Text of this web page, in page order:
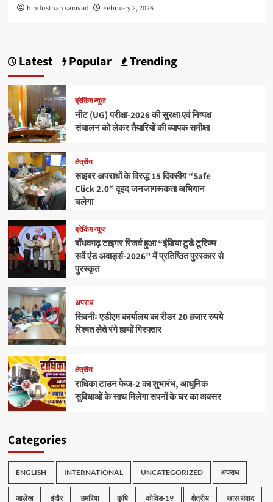
hindusthan samvad February 2, 2026
Latest Popular Trending
ब्रेकिंग न्यूज
नीट (UG) परीक्षा-2026 की सुरक्षा एवं निष्पक्ष
संचालन को लेकर तैयारियों की व्यापक समीक्षा
क्षेत्रीय
साइबर अपराधों के विरुद्ध 15 दिवसीय “Safe
Click 2.0” वृहद जनजागरूकता अभियान
चलेगा
ब्रेकिंग न्यूज
बाँधवगढ़ टाइगर रिजर्व हुआ “इंडिया टुडे टूरिज्म
सर्वे एंड अवार्ड्स-2026” में प्रतिष्ठित पुरस्कार से
पुरस्कृत
अपराध
सिवनीः एडीएम कार्यालय का रीडर 20 हजार रुपये
रिश्वत लेते रंगे हाथों गिरफ्तार
क्षेत्रीय
राधिका टाउन फेज-2 का शुभारंभ, आधुनिक
सुविधाओं के साथ मिलेगा सपनों के घर का अवसर
Categories
ENGLISH INTERNATIONAL UNCATEGORIZED अपराध
आलेख इंदौर उमरिया कृषि कोविड-19 क्षेत्रीय खास संवाद